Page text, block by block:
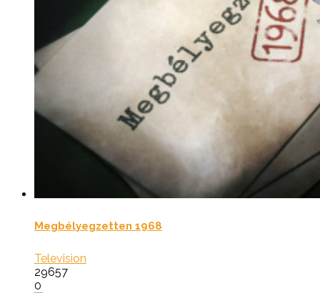
Megbélyegzetten 1968
Television
29657
0